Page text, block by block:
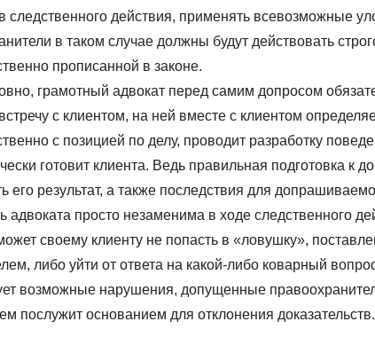
следственного действия, применять всевозможные
в таком случае должны будут действовать
прописанной в законе.
грамотный адвокат перед самим допросом
с клиентом, на ней вместе с клиентом
с позицией по делу, проводит разработку
готовит клиента. Ведь правильная подготовка к
его результат, а также последствия для
адвоката просто незаменима в ходе следственного
своему клиенту не попасть в «ловушку»,
либо уйти от ответа на какой-либо коварный
возможные нарушения, допущенные
послужит основанием для отклонения доказательств.